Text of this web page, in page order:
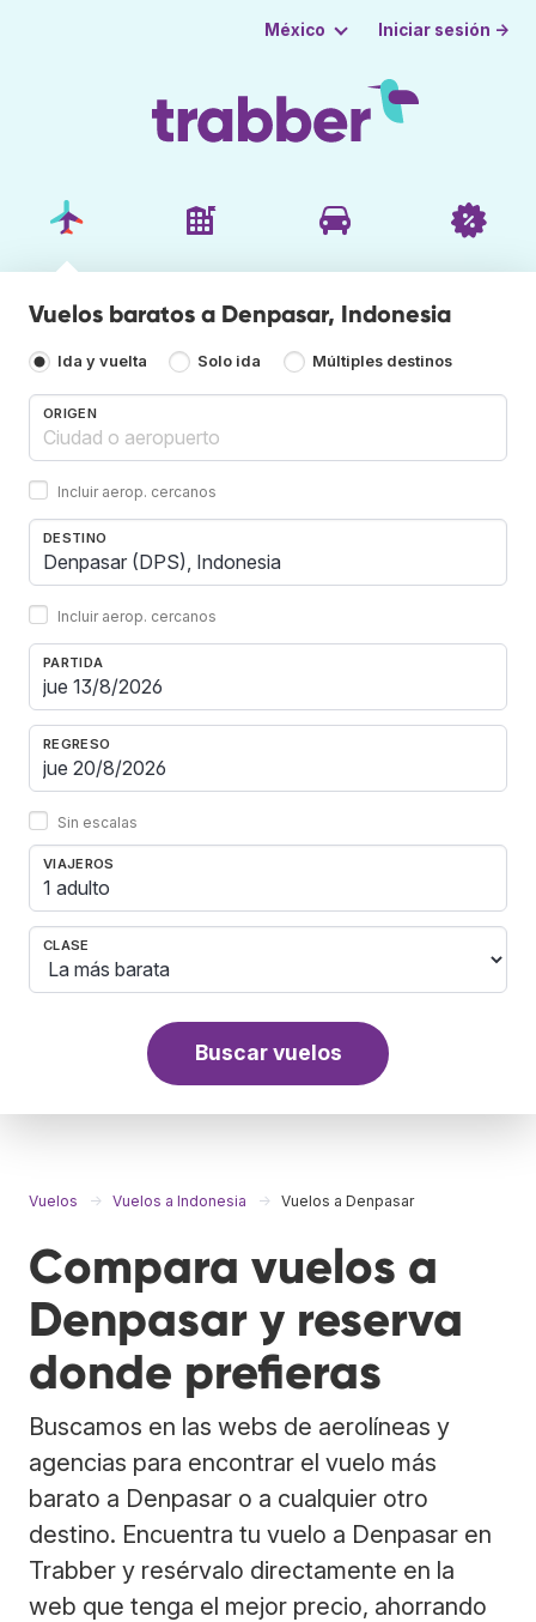
México Iniciar sesión →
Vuelos baratos a Denpasar, Indonesia
Ida y vuelta Solo ida Múltiples destinos
ORIGEN
Incluir aerop. cercanos
DESTINO
Incluir aerop. cercanos
PARTIDA
REGRESO
Sin escalas
VIAJEROS
1 adulto
CLASE
Buscar vuelos
Vuelos Vuelos a Indonesia Vuelos a Denpasar
Compara vuelos a
Denpasar y reserva
donde prefieras
Buscamos en las webs de aerolíneas y
agencias para encontrar el vuelo más
barato a Denpasar o a cualquier otro
destino. Encuentra tu vuelo a Denpasar en
Trabber y resérvalo directamente en la
web que tenga el mejor precio, ahorrando